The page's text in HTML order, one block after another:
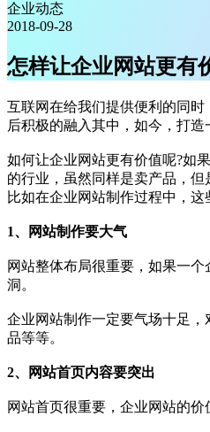
企业动态
2018-09-28
怎样让企业网站更有
互联网在给我们提供便利的同
后积极的融入其中，如今，打
如何让企业网站更有价值呢?如
的行业，虽然同样是卖产品，
比如在企业网站制作过程中，这
1、网站制作要大气
网站整体布局很重要，如果一
洞。
企业网站制作一定要气场十足
品等等。
2、网站首页内容要突出
网站首页很重要，企业网站的